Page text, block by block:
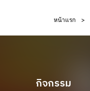
หน้าแรก >
กิจกรรม